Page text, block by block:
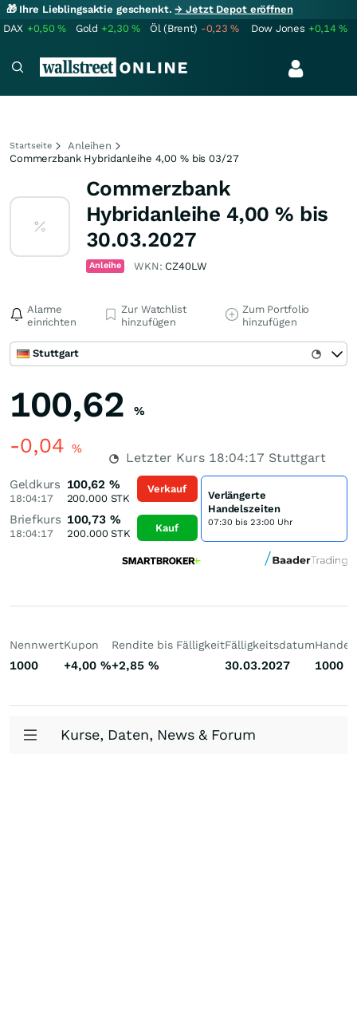
🎁 Ihre Lieblingsaktie geschenkt.→ Jetzt Depot eröffnen
DAX +0,50% Gold +2,30% Öl (Brent) -0,23% Dow Jones +0,14%
Startseite
Anleihen
Commerzbank Hybridanleihe 4,00 % bis 03/27
Commerzbank
Hybridanleihe 4,00 % bis
30.03.2027
Anleihe WKN: CZ40LW
Alarme
einrichten
Zur Watchlist
hinzufügen
Zum Portfolio
hinzufügen
Stuttgart
100,62 %
-0,04 %
Letzter Kurs 18:04:17 Stuttgart
Geldkurs
18:04:17
100,62 %
200.000STK
Briefkurs
18:04:17
100,73 %
200.000STK
Verkauf
Kauf
Verlängerte
Handelszeiten
07:30 bis 23:00 Uhr
Nennwert
1000
Kupon
+4,00 %
Rendite bis Fälligkeit
+2,85 %
Fälligkeitsdatum
30.03.2027 1000
Kurse, Daten, News & Forum